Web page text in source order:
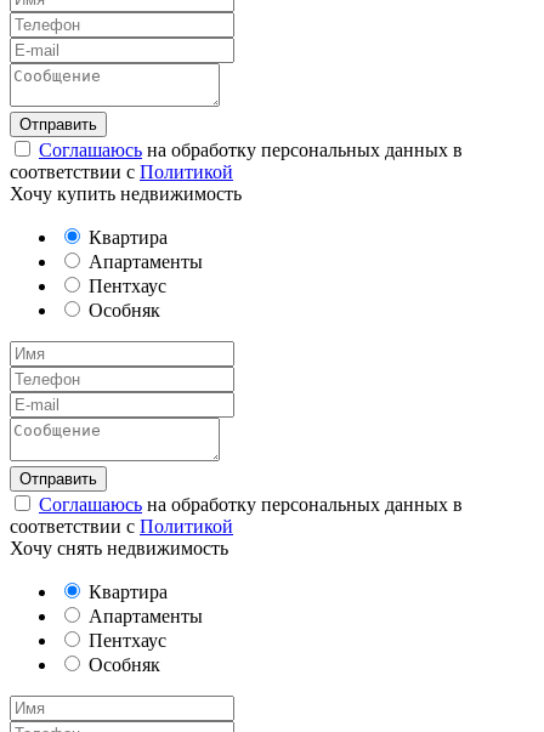
Соглашаюсь на обработку персональных данных в
соответствии с Политикой
Хочу купить недвижимость
Квартира
Апартаменты
Пентхаус
Особняк
Соглашаюсь на обработку персональных данных в
соответствии с Политикой
Хочу снять недвижимость
Квартира
Апартаменты
Пентхаус
Особняк